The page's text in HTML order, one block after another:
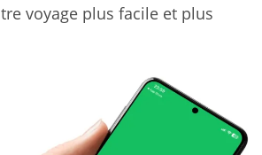
voyage plus facile et plus